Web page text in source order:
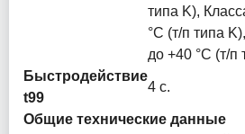
типа K),
°C (т/п типа
до +40 °C (т/п
Быстродействие
t99
4 с.
Общие технические данные